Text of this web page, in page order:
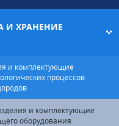
И ХРАНЕНИЕ
и комплектующие
процессов
и комплектующие
оборудования